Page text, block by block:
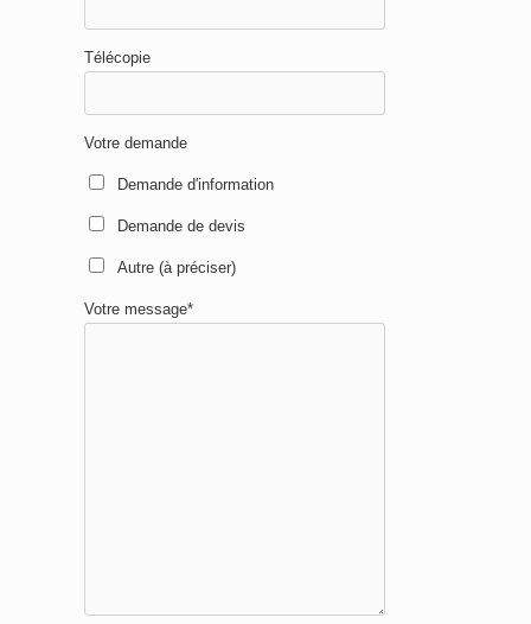
Télécopie
Votre demande
Demande d'information
Demande de devis
Autre (à préciser)
Votre message*